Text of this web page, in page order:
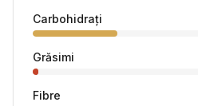
Carbohidrați
Grăsimi
Fibre